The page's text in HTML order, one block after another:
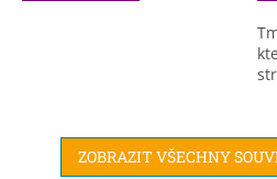
ZOBRAZIT VŠECHNY